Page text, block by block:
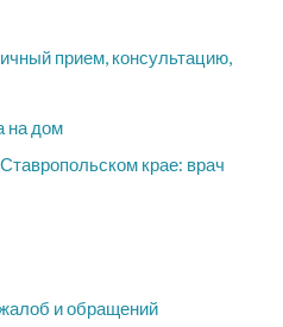
прием, консультацию,
на дом
крае: врач
и обращений